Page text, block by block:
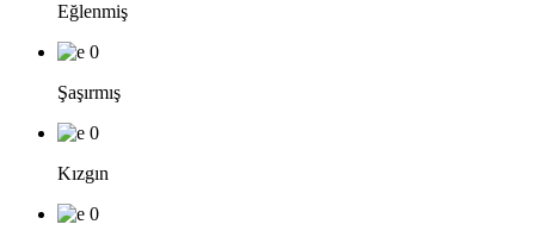
Eğlenmiş
0
Şaşırmış
0
Kızgın
0